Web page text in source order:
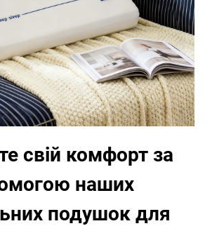
свій комфорт за
наших
подушок для